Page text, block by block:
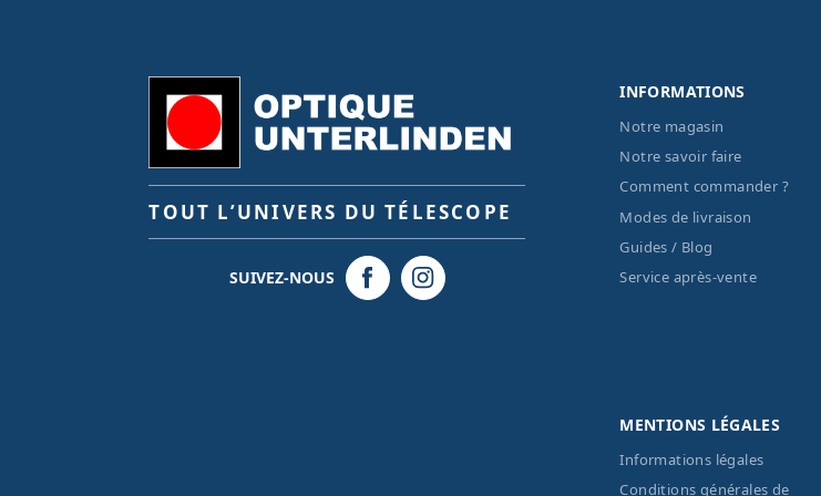
TOUT L’UNIVERS DU TÉLESCOPE
SUIVEZ-NOUS
INFORMATIONS
Notre magasin
Notre savoir faire
Comment commander ?
Modes de livraison
Guides / Blog
Service après-vente
MENTIONS LÉGALES
Informations légales
Conditions générales de